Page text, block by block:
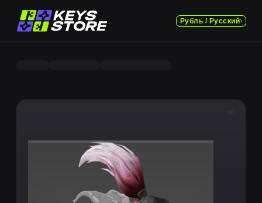
Рубль / Русский
x0